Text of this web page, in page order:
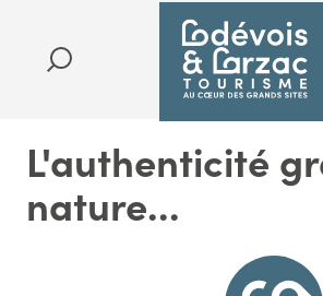
L'authenticité
nature...